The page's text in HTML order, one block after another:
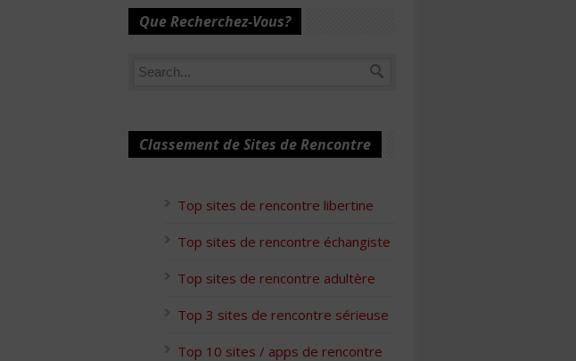
Que Recherchez-Vous?
Classement de Sites de Rencontre
Top sites de rencontre libertine
Top sites de rencontre échangiste
Top sites de rencontre adultère
Top 3 sites de rencontre sérieuse
Top 10 sites / apps de rencontre